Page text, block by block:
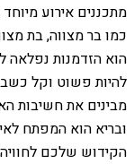
מתכננים אירוע
כמו בר מצווה, בת
הוא הזדמנות נפלאה
להיות פשוט וקל
מבינים את חשיבות
ובריא הוא המפתח
הקידוש שלכם